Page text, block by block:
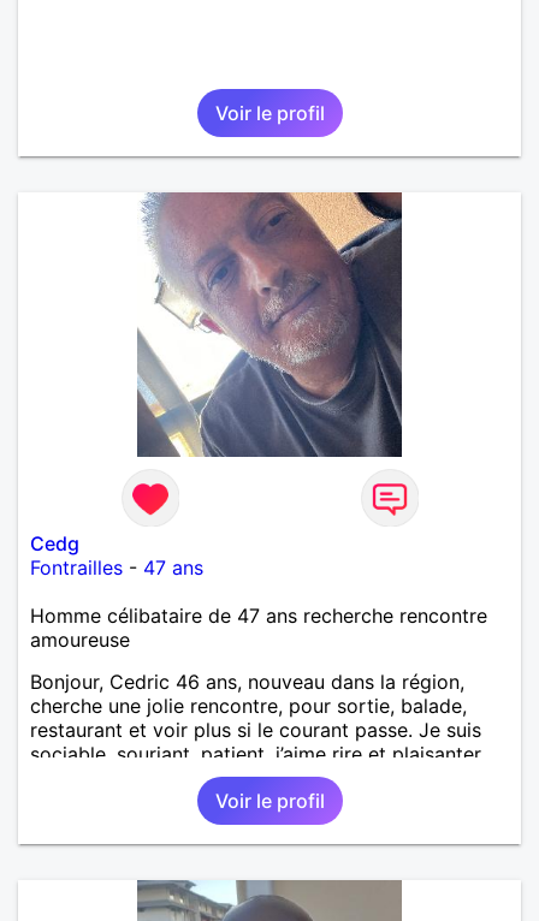
Voir le profil
Cedg
Fontrailles - 47 ans
Homme célibataire de 47 ans recherche rencontre
amoureuse
Bonjour, Cedric 46 ans, nouveau dans la région,
cherche une jolie rencontre, pour sortie, balade,
restaurant et voir plus si le courant passe. Je suis
sociable, souriant, patient, j’aime rire et plaisanter..
Voir le profil